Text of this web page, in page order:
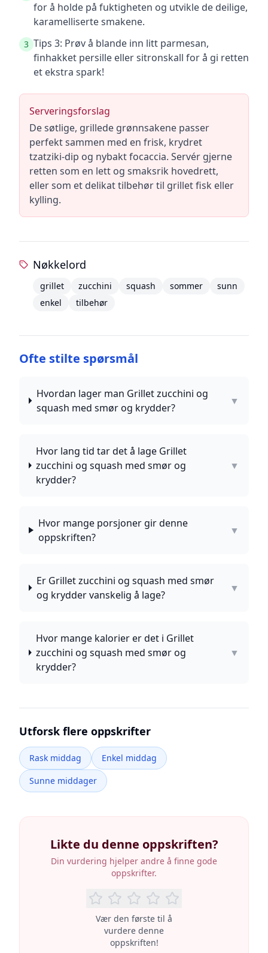
for å holde på fuktigheten og utvikle de deilige,
karamelliserte smakene.
3 Tips 3: Prøv å blande inn litt parmesan,
finhakket persille eller sitronskall for å gi retten
et ekstra spark!
Serveringsforslag
De søtlige, grillede grønnsakene passer
perfekt sammen med en frisk, krydret
tzatziki-dip og nybakt focaccia. Servér gjerne
retten som en lett og smaksrik hovedrett,
eller som et delikat tilbehør til grillet fisk eller
kylling.
Nøkkelord
grillet zucchini squash sommer
sunn
enkel
tilbehør
Ofte stilte spørsmål
Hvordan lager man Grillet zucchini og
squash med smør og krydder?
▼
Hvor lang tid tar det å lage Grillet
zucchini og squash med smør og
krydder?
▼
Hvor mange porsjoner gir denne
oppskriften?
▼
Er Grillet zucchini og squash med smør
og krydder vanskelig å lage?
▼
Hvor mange kalorier er det i Grillet
zucchini og squash med smør og
krydder?
▼
Utforsk flere oppskrifter
Rask middag
Enkel middag
Sunne middager
Likte du denne oppskriften?
Din vurdering hjelper andre å finne gode
oppskrifter.
Vær den første til å
vurdere denne
oppskriften!